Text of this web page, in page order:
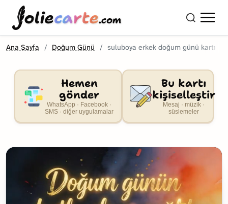
oliecarte.com
Ana Sayfa Doğum Günü suluboya erkek doğum günü kartı
Hemen
gönder
WhatsApp · Facebook ·
SMS · diğer uygulamalar
Bu kartı
kişiselleştir
Mesaj · müzik ·
süslemeler